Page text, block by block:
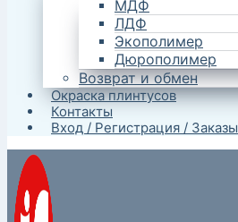
МДФ
ЛДФ
Экополимер
Дюрополимер
Возврат и обмен
Окраска плинтусов
Контакты
Вход / Регистрация / Заказы